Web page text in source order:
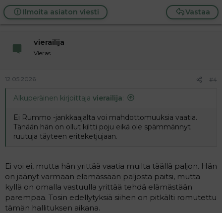
Vastaa
Ilmoita asiaton viesti
vierailija
Vieras
12.05.2026 #4
Alkuperäinen kirjoittaja vierailija:
Ei Rummo -jankkaajalta voi mahdottomuuksia vaatia.
Tänään hän on ollut kiltti poju eikä ole spämmännyt
ruutuja täyteen eriteketjujaan.
Ei voi ei, mutta hän yrittää vaatia muilta täällä paljon. Hän
on jäänyt varmaan elämässään paljosta paitsi, mutta
kyllä on omalla vastuulla yrittää tehdä elämästään
parempaa. Tosin edellytyksiä siihen on pitkälti romutettu
tämän hallituksen aikana.